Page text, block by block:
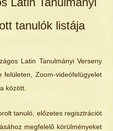
tanulók listája
Latin Tanulmányi Verseny
felületen, Zoom-videófelügyelet
között.
tanuló, előzetes regisztrációt
megfelelő körülményeket